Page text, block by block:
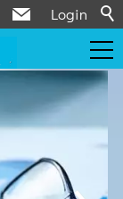
Login